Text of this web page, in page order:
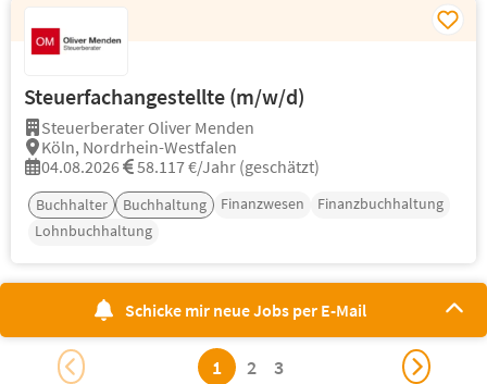
Steuerfachangestellte (m/w/d)
Steuerberater Oliver Menden
Köln, Nordrhein-Westfalen
04.08.2026
58.117 €/Jahr (geschätzt)
Buchhalter Buchhaltung Finanzwesen
Finanzbuchhaltung
Lohnbuchhaltung
Schicke mir neue Jobs per E-Mail
1 2 3